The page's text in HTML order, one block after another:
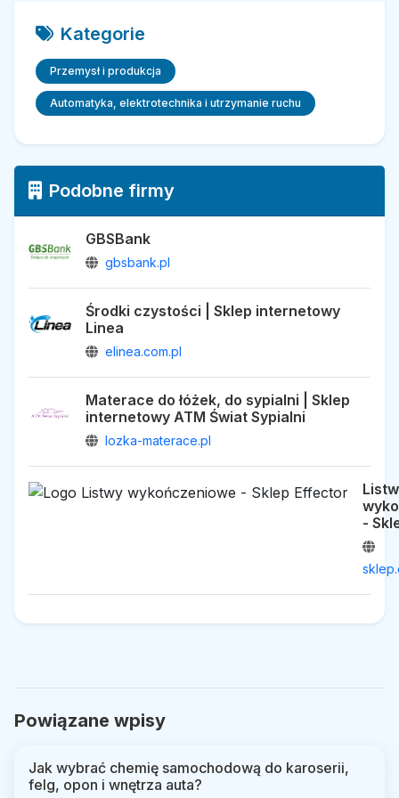
Kategorie
Przemysł i produkcja
Automatyka, elektrotechnika i utrzymanie ruchu
Podobne firmy
GBSBank
gbsbank.pl
Środki czystości | Sklep internetowy
Linea
elinea.com.pl
Materace do łóżek, do sypialni | Sklep
internetowy ATM Świat Sypialni
lozka-materace.pl
-
Powiązane wpisy
Jak wybrać chemię samochodową do karoserii,
felg, opon i wnętrza auta?